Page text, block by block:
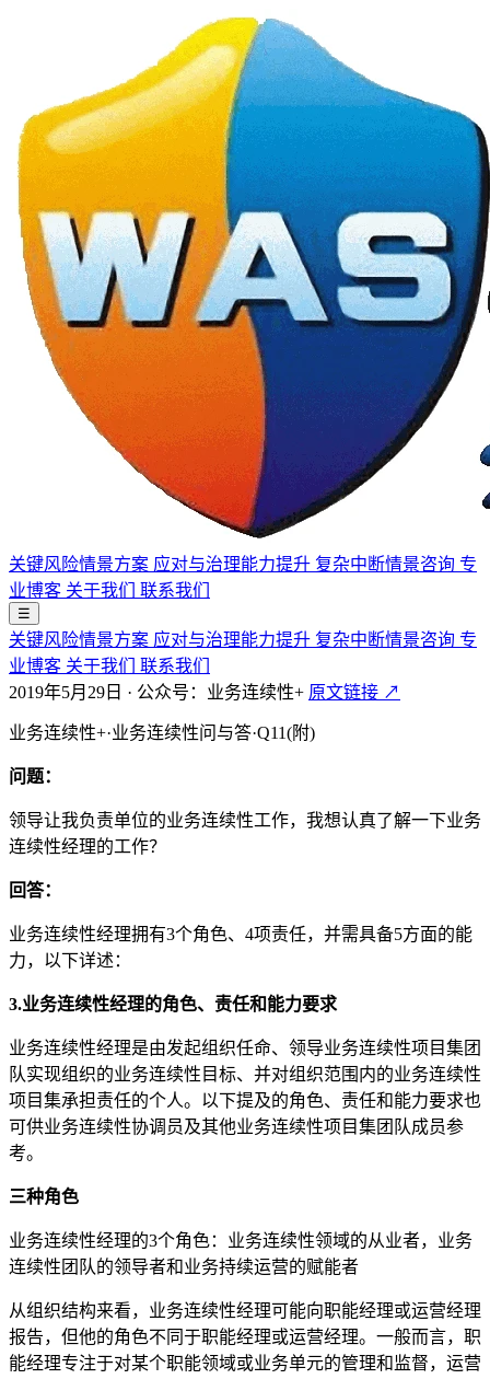
关键风险情景方案 应对与治理能力提升 复杂中断情景咨询 专
业博客 关于我们 联系我们
☰
关键风险情景方案 应对与治理能力提升 复杂中断情景咨询 专
业博客 关于我们 联系我们
2019年5月29日 · 公众号：业务连续性+ 原文链接 ↗
业务连续性+·业务连续性问与答·Q11(附)
问题：
领导让我负责单位的业务连续性工作，我想认真了解一下业务
连续性经理的工作？
回答：
业务连续性经理拥有3个角色、4项责任，并需具备5方面的能
力，以下详述：
3.业务连续性经理的角色、责任和能力要求
业务连续性经理是由发起组织任命、领导业务连续性项目集团
队实现组织的业务连续性目标、并对组织范围内的业务连续性
项目集承担责任的个人。以下提及的角色、责任和能力要求也
可供业务连续性协调员及其他业务连续性项目集团队成员参
考。
三种角色
业务连续性经理的3个角色：业务连续性领域的从业者，业务
连续性团队的领导者和业务持续运营的赋能者
从组织结构来看，业务连续性经理可能向职能经理或运营经理
报告，但他的角色不同于职能经理或运营经理。一般而言，职
能经理专注于对某个职能领域或业务单元的管理和监督，运营